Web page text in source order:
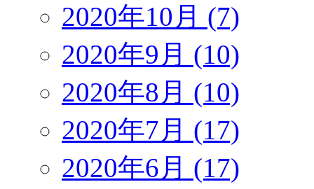
2020年10月 (7)
2020年9月 (10)
2020年8月 (10)
2020年7月 (17)
2020年6月 (17)